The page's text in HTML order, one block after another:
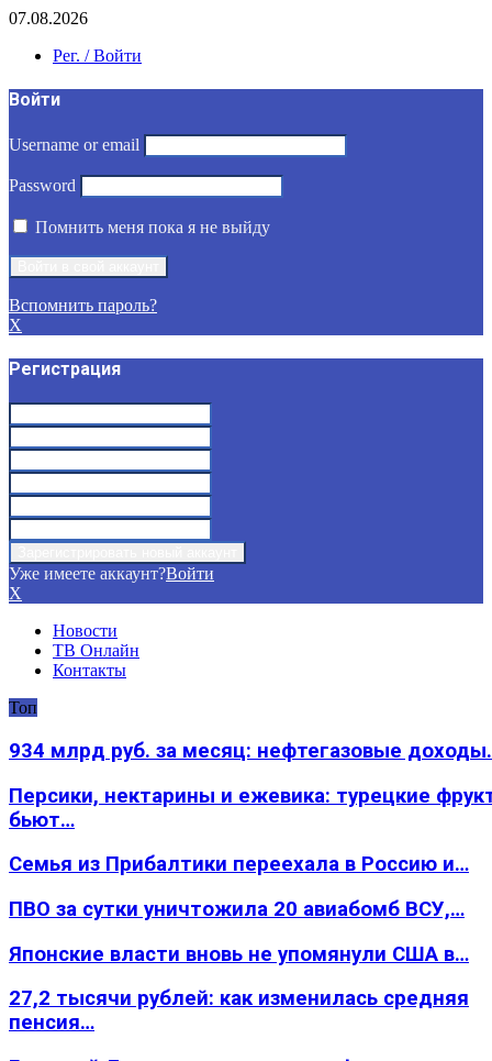
07.08.2026
Рег. / Войти
Войти
Username or email
Password
Помнить меня пока я не выйду
Вспомнить пароль?
X
Регистрация
Уже имеете аккаунт?Войти
X
Новости
ТВ Онлайн
Контакты
Топ
934 млрд руб. за месяц: нефтегазовые
Персики, нектарины и ежевика: турецкие
бьют…
Семья из Прибалтики переехала в Россию и…
ПВО за сутки уничтожила 20 авиабомб ВСУ,…
Японские власти вновь не упомянули США в…
27,2 тысячи рублей: как изменилась средняя
пенсия…